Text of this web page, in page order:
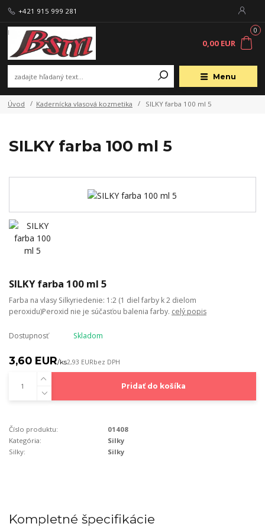
Menu
+421 915 999 281
0
0,00 EUR
Úvod Kadernícka vlasová kozmetika SILKY farba 100 ml 5
SILKY farba 100 ml 5
SILKY farba 100 ml 5
Farba na vlasy Silkyriedenie: 1:2 (1 diel farby k 2 dielom
peroxidu)Peroxid nie je súčasťou balenia farby. celý popis
Dostupnosť Skladom
3,60 EUR/ks2,93 EURbez DPH
Pridať do košíka
Číslo produktu:
01408
Kategória:
Silky
Silky:
Silky
Kompletné špecifikácie